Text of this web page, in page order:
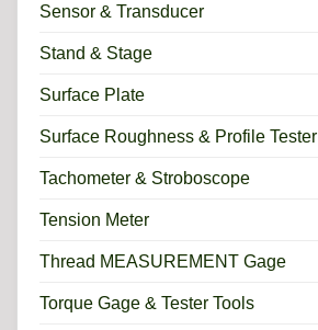
Sensor & Transducer
Stand & Stage
Surface Plate
Surface Roughness & Profile Tester
Tachometer & Stroboscope
Tension Meter
Thread MEASUREMENT Gage
Torque Gage & Tester Tools